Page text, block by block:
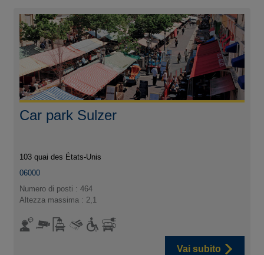
Car park Sulzer
103 quai des États-Unis
06000
Numero di posti : 464
Altezza massima : 2,1
Vai subito